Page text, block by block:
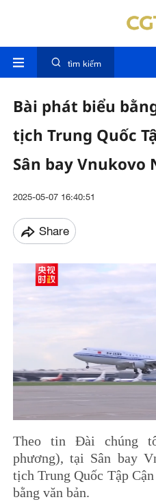
tìm kiếm
Bài phát biểu
tịch Trung Quốc
Sân bay Vnukovo
2025-05-07 16:40:51
Share
Theo tin Đài chúng
phương), tại Sân bay
tịch Trung Quốc Tập
bằng văn bản.